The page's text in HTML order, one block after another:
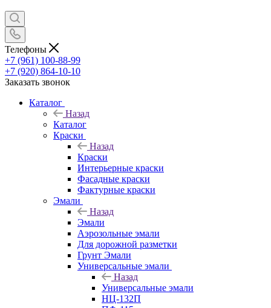
Телефоны
+7 (961) 100-88-99
+7 (920) 864-10-10
Заказать звонок
Каталог
Назад
Каталог
Краски
Назад
Краски
Интерьерные краски
Фасадные краски
Фактурные краски
Эмали
Назад
Эмали
Аэрозольные эмали
Для дорожной разметки
Грунт Эмали
Универсальные эмали
Назад
Универсальные эмали
НЦ-132П